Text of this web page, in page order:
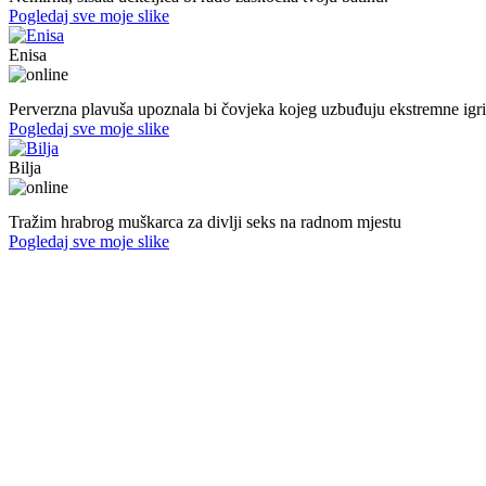
Pogledaj sve moje slike
Enisa
Perverzna plavuša upoznala bi čovjeka kojeg uzbuđuju ekstremne
Pogledaj sve moje slike
Bilja
Tražim hrabrog muškarca za divlji seks na radnom mjestu
Pogledaj sve moje slike